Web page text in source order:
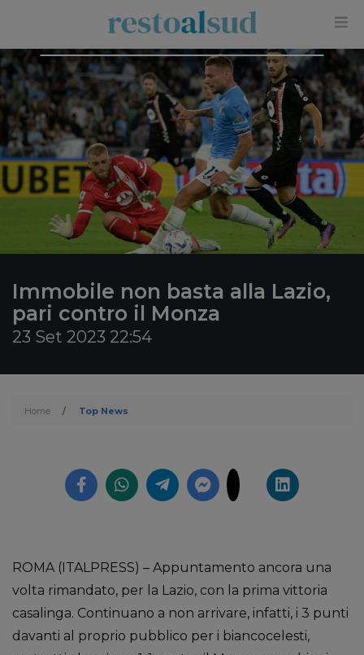
Immobile non basta alla Lazio,
pari contro il Monza
23 Set 2023 22:54
Home / Top News
ROMA (ITALPRESS) – Appuntamento ancora una
volta rimandato, per la Lazio, con la prima vittoria
casalinga. Continuano a non arrivare, infatti, i 3 punti
davanti al proprio pubblico per i biancocelesti,
×